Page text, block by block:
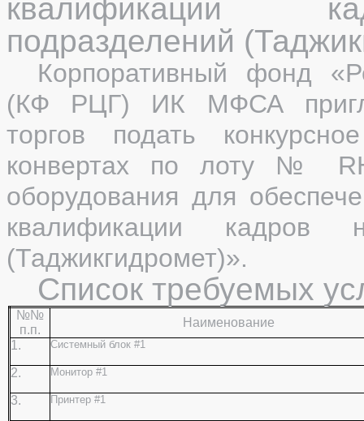
квалификации
подразделений (
Корпоративный фонд
(КФ РЦГ) ИК МФСА
торгов подать
конвертах по лоту №
оборудования для
квалификации кадров
(Таджикгидромет)».
Список требуемых
№№
п.п.
Наименование
1.
Системный блок #1
2. Монитор #1
3. Принтер #1